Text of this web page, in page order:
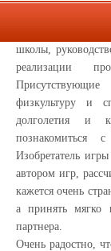
Открытие
событие
школы,
реализации
физкультуру и
долголетия и
Изобретатель
автором игр,
кажется очень
а принять
партнера.
Очень радостно,